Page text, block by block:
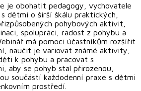
je obohatit pedagogy, vychovatele
dětmi o širší škálu praktických,
pohybových aktivit,
spolupráci, radost z pohybu a
má pomoci účastníkům rozšířit
naučit je variovat známé aktivity,
k pohybu a pracovat s
aby se pohyb stal přirozenou,
součástí každodenní praxe s dětmi
prostředí.